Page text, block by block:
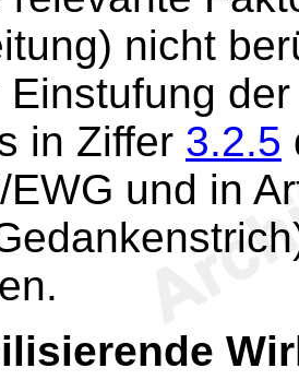
nicht
Einstufung
in Ziffer 3.2.5
EWG und in